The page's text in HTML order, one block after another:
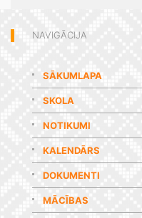
NAVIGĀCIJA
SĀKUMLAPA
SKOLA
NOTIKUMI
KALENDĀRS
DOKUMENTI
MĀCĪBAS